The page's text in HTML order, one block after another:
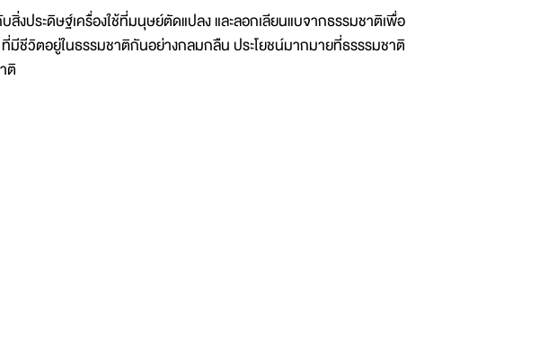
งประดิษฐ์เครื่องใช้ที่มนุษย์ตัดแปลง และลอกเลียนแบจากธรรมชาติเพื่อ
มีชีวิตอยู่ในธรรมชาติกันอย่างกลมกลืน ประโยชน์มากมายที่ธรรรมชาติ
ติ